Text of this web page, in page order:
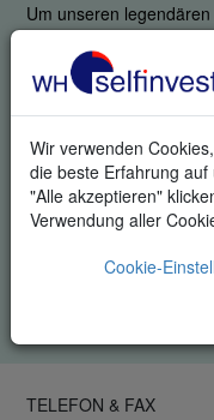
Wir verwenden
die beste Erfahrung
"Alle akzeptieren"
Verwendung aller
Cookie-
Um unseren
wichtig zu erfahren, ob
all ihren Stärken zu
Telefonnummer
Mitarbeiter Sie
behilflich zu sein. Durch
Sie ausdrücklich zu,
zum Trading und zu
senden können. Sie
Ihre Informationen
TELEFON & FAX